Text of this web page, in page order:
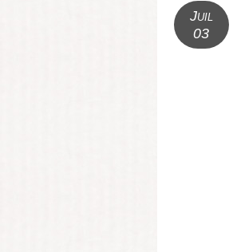
Juil
03